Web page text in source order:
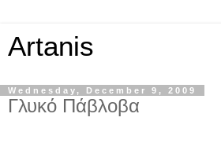
Artanis
Wednesday, December 9, 2009
Γλυκό Πάβλοβα